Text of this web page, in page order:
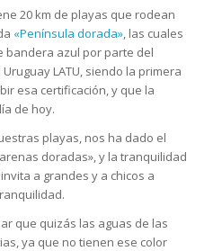
20 km de playas que rodean
«Península dorada», las cuales
bandera azul por parte del
LATU, siendo la primera
esa certificación, y que la
de hoy.
playas, nos ha dado el
doradas», y la tranquilidad
a grandes y a chicos a
que quizás las aguas de las
ya que no tienen ese color